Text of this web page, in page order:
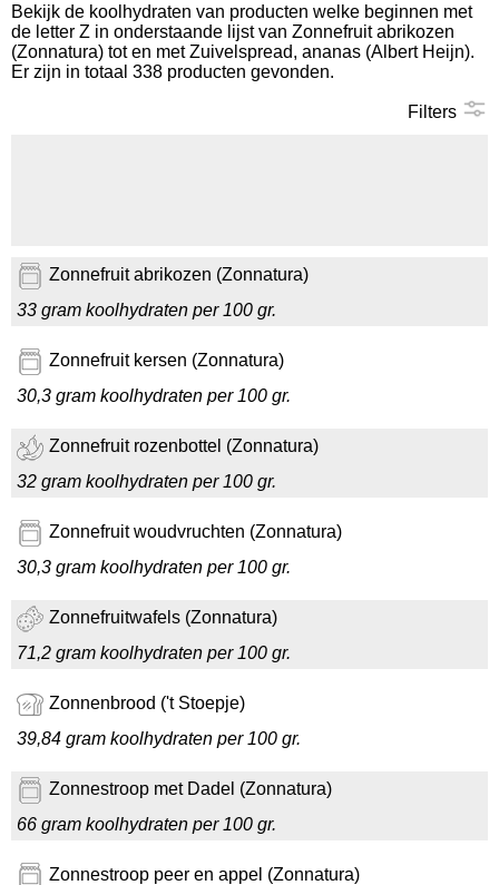
Koolhydraten tellen
Bekijk de koolhydraten van producten welke beginnen met
de letter Z in onderstaande lijst van Zonnefruit abrikozen
(Zonnatura) tot en met Zuivelspread, ananas (Albert Heijn).
Er zijn in totaal 338 producten gevonden.
Filters
Zonnefruit abrikozen (Zonnatura)
33 gram koolhydraten per 100 gr.
Zonnefruit kersen (Zonnatura)
30,3 gram koolhydraten per 100 gr.
Zonnefruit rozenbottel (Zonnatura)
32 gram koolhydraten per 100 gr.
Zonnefruit woudvruchten (Zonnatura)
30,3 gram koolhydraten per 100 gr.
Zonnefruitwafels (Zonnatura)
71,2 gram koolhydraten per 100 gr.
Zonnenbrood ('t Stoepje)
39,84 gram koolhydraten per 100 gr.
Zonnestroop met Dadel (Zonnatura)
66 gram koolhydraten per 100 gr.
Zonnestroop peer en appel (Zonnatura)